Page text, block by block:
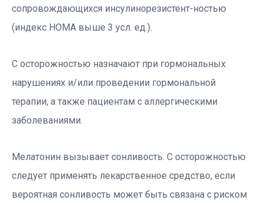
сопровождающихся инсулинорезистент-ностью
(индекс НОМА выше 3 усл. ед.).
С осторожностью назначают при гормональных
нарушениях и/или проведении гормональной
терапии, а также пациентам с аллергическими
заболеваниями.
Мелатонин вызывает сонливость. С осторожностью
следует применять лекарственное средство, если
вероятная сонливость может быть связана с риском